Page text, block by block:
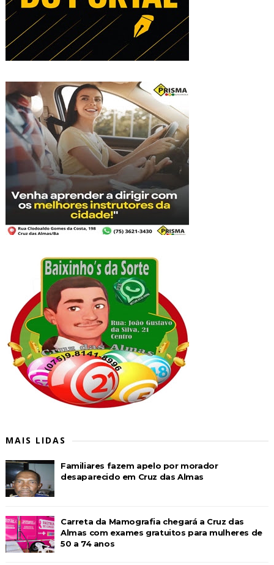
MAIS LIDAS
Familiares fazem apelo por morador
desaparecido em Cruz das Almas
Carreta da Mamografia chegará a Cruz das
Almas com exames gratuitos para mulheres de
50 a 74 anos